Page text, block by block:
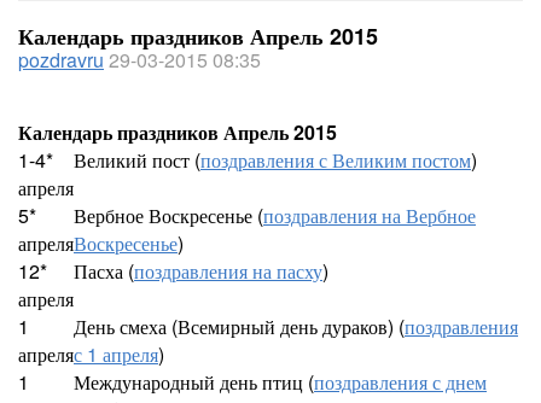
Календарь праздников Апрель 2015
pozdravru 29-03-2015 08:35
Календарь праздников Апрель 2015
1-4*
апреля
Великий пост (поздравления с Великим постом)
5*
апреля
Вербное Воскресенье (поздравления на Вербное
Воскресенье)
12*
апреля
Пасха (поздравления на пасху)
1
апреля
День смеха (Всемирный день дураков) (поздравления
с 1 апреля)
1
Международный день птиц (поздравления с днем